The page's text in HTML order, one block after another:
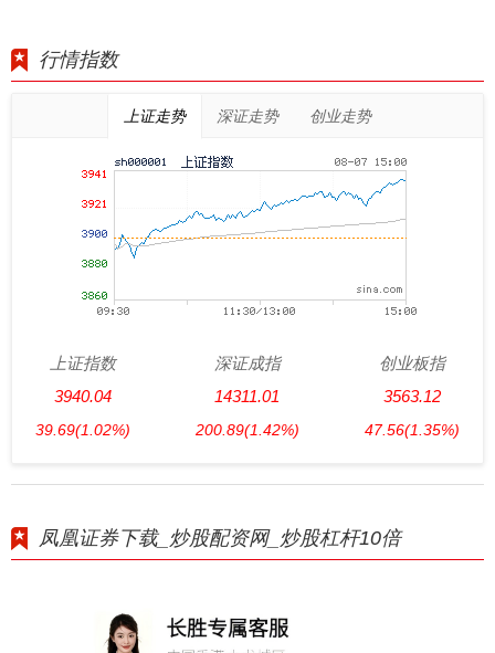
行情指数
上证走势 深证走势 创业走势
上证指数
3940.04
39.69(1.02%)
深证成指
14311.01
200.89(1.42%)
创业板指
3563.12
47.56(1.35%)
凤凰证券下载_炒股配资网_炒股杠杆10倍